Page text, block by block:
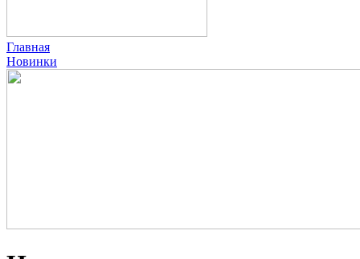
Главная
Новинки